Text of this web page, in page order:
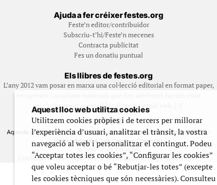
Ajuda a fer créixer festes.org
Feste’n editor/contribuidor
Subscriu-t’hi/Feste’n mecenes
Contracta publicitat
Fes un donatiu puntual
Els llibres de festes.org
L’any 2012 vam posar en marxa una col·lecció editorial en format paper,
exclusivament accessibles al nostre espai web. [+]
Aquesta obra està subjecta a una llicència de Reconeixement No Comercial -
CompartirIgual 4.0 de Creative Commons
© 1999-2026 festes.org
Crèdits del webAvís legal Política de privadesaÚs de galetesContacte
Aquest lloc web utilitza cookies
Utilitzem cookies pròpies i de tercers per millorar
l’experiència d’usuari, analitzar el trànsit, la vostra
navegació al web i personalitzar el contingut. Podeu
“Acceptar totes les cookies”, “Configurar les cookies”
que voleu acceptar o bé “Rebutjar-les totes” (excepte
les cookies tècniques que són necessàries). Consulteu